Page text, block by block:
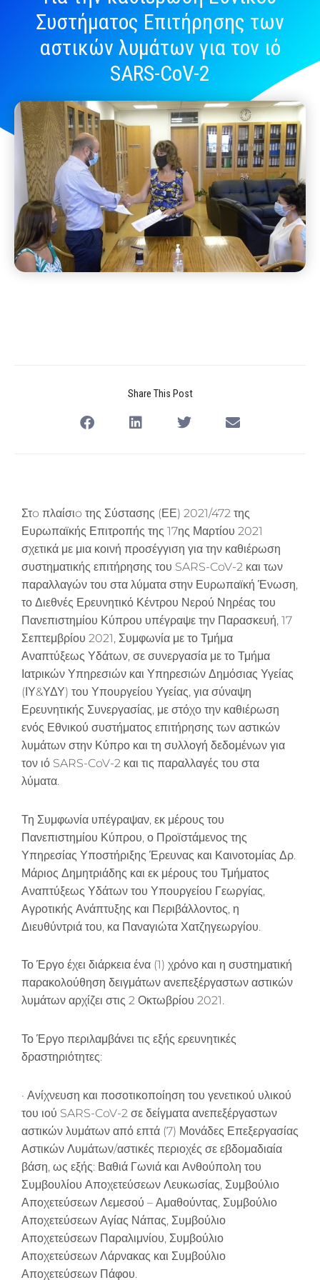
Συστήματος Επιτήρησης των
αστικών λυμάτων για τον ιό
SARS-CoV-2
September 20, 2021
Share This Post
Στo πλαίσιo της Σύστασης (ΕΕ) 2021/472 της
Ευρωπαϊκής Επιτροπής της 17ης Μαρτίου 2021
σχετικά με μια κοινή προσέγγιση για την καθιέρωση
συστηματικής επιτήρησης του SARS-CoV-2 και των
παραλλαγών του στα λύματα στην Ευρωπαϊκή Ένωση,
το Διεθνές Ερευνητικό Κέντρου Νερού Νηρέας του
Πανεπιστημίου Κύπρου υπέγραψε την Παρασκευή, 17
Σεπτεμβρίου 2021, Συμφωνία με το Τμήμα
Αναπτύξεως Υδάτων, σε συνεργασία με το Τμήμα
Ιατρικών Υπηρεσιών και Υπηρεσιών Δημόσιας Υγείας
(ΙΥ&ΥΔΥ) του Υπουργείου Υγείας, για σύναψη
Ερευνητικής Συνεργασίας, με στόχο την καθιέρωση
ενός Εθνικού συστήματος επιτήρησης των αστικών
λυμάτων στην Κύπρο και τη συλλογή δεδομένων για
τον ιό SARS-CoV-2 και τις παραλλαγές του στα
λύματα.
Τη Συμφωνία υπέγραψαν, εκ μέρους του
Πανεπιστημίου Κύπρου, ο Προϊστάμενος της
Υπηρεσίας Υποστήριξης Έρευνας και Καινοτομίας Δρ.
Μάριος Δημητριάδης και εκ μέρους του Τμήματος
Αναπτύξεως Υδάτων του Υπουργείου Γεωργίας,
Αγροτικής Ανάπτυξης και Περιβάλλοντος, η
Διευθύντριά του, κα Παναγιώτα Χατζηγεωργίου.
Το Έργο έχει διάρκεια ένα (1) χρόνο και η συστηματική
παρακολούθηση δειγμάτων ανεπεξέργαστων αστικών
λυμάτων αρχίζει στις 2 Οκτωβρίου 2021.
Το Έργο περιλαμβάνει τις εξής ερευνητικές
δραστηριότητες:
· Ανίχνευση και ποσοτικοποίηση του γενετικού υλικού
του ιού SARS-CoV-2 σε δείγματα ανεπεξέργαστων
αστικών λυμάτων από επτά (7) Μονάδες Επεξεργασίας
Αστικών Λυμάτων/αστικές περιοχές σε εβδομαδιαία
βάση, ως εξής: Βαθιά Γωνιά και Ανθούπολη του
Συμβουλίου Αποχετεύσεων Λευκωσίας, Συμβούλιο
Αποχετεύσεων Λεμεσού – Αμαθούντας, Συμβούλιο
Αποχετεύσεων Αγίας Νάπας, Συμβούλιο
Αποχετεύσεων Παραλιμνίου, Συμβούλιο
Αποχετεύσεων Λάρνακας και Συμβούλιο
Αποχετεύσεων Πάφου.